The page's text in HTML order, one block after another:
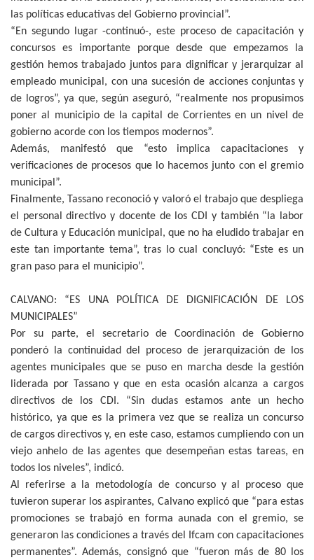
las políticas educativas del Gobierno provincial”.
“En segundo lugar -continuó-, este proceso de capacitación y
concursos es importante porque desde que empezamos la
gestión hemos trabajado juntos para dignificar y jerarquizar al
empleado municipal, con una sucesión de acciones conjuntas y
de logros”, ya que, según aseguró, “realmente nos propusimos
poner al municipio de la capital de Corrientes en un nivel de
gobierno acorde con los tiempos modernos”.
Además, manifestó que “esto implica capacitaciones y
verificaciones de procesos que lo hacemos junto con el gremio
municipal”.
Finalmente, Tassano reconoció y valoró el trabajo que despliega
el personal directivo y docente de los CDI y también “la labor
de Cultura y Educación municipal, que no ha eludido trabajar en
este tan importante tema”, tras lo cual concluyó: “Este es un
gran paso para el municipio”.
CALVANO: “ES UNA POLÍTICA DE DIGNIFICACIÓN DE LOS
MUNICIPALES”
Por su parte, el secretario de Coordinación de Gobierno
ponderó la continuidad del proceso de jerarquización de los
agentes municipales que se puso en marcha desde la gestión
liderada por Tassano y que en esta ocasión alcanza a cargos
directivos de los CDI. “Sin dudas estamos ante un hecho
histórico, ya que es la primera vez que se realiza un concurso
de cargos directivos y, en este caso, estamos cumpliendo con un
viejo anhelo de las agentes que desempeñan estas tareas, en
todos los niveles”, indicó.
Al referirse a la metodología de concurso y al proceso que
tuvieron superar los aspirantes, Calvano explicó que “para estas
promociones se trabajó en forma aunada con el gremio, se
generaron las condiciones a través del Ifcam con capacitaciones
permanentes”. Además, consignó que “fueron más de 80 los